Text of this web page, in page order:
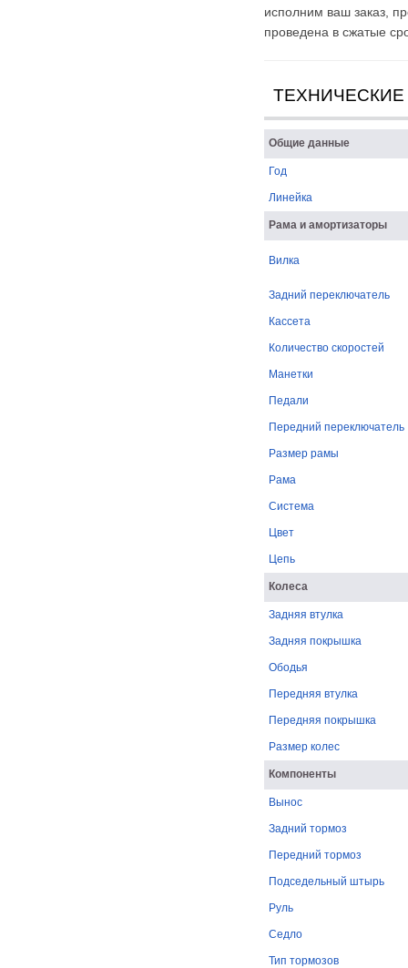
исполним ваш заказ,
проведена в сжатые
ТЕХНИЧЕСКИЕ
Общие данные
Год
Линейка
Рама и амортизаторы
Вилка
Задний переключатель
Кассета
Количество скоростей
Манетки
Педали
Передний переключатель
Размер рамы
Рама
Система
Цвет
Цепь
Колеса
Задняя втулка
Задняя покрышка
Ободья
Передняя втулка
Передняя покрышка
Размер колес
Компоненты
Вынос
Задний тормоз
Передний тормоз
Подседельный штырь
Руль
Седло
Тип тормозов